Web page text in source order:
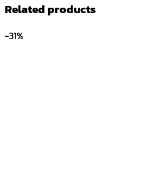
Related products
-31%